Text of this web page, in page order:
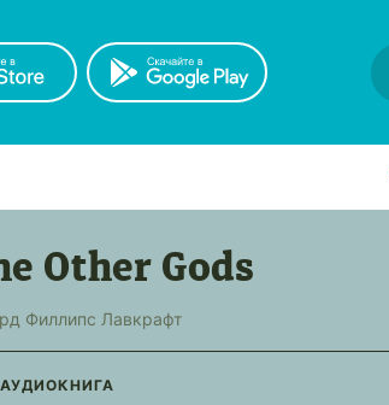
Other Gods
Филлипс Лавкрафт
АУДИОКНИГА